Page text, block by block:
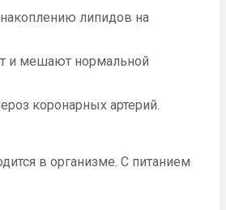
накоплению липидов на
и мешают нормальной
коронарных артерий.
в организме. С питанием